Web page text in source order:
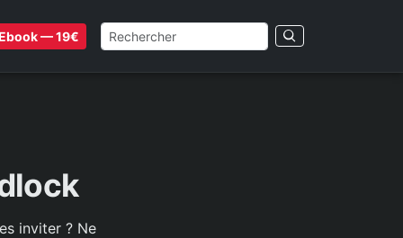
— 19€
inviter ? Ne